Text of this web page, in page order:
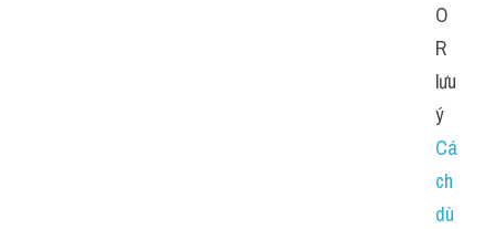
O
R
lưu
ý
Cá
ch
dù